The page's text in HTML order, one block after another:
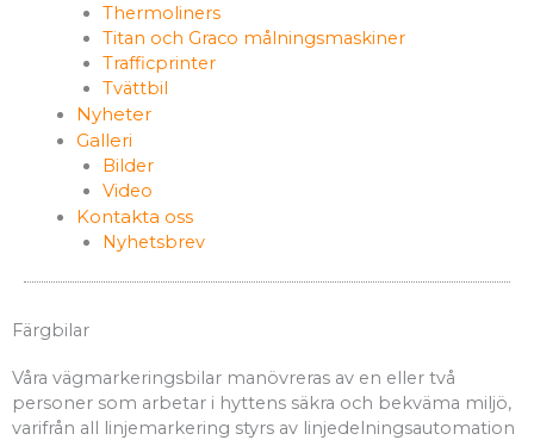
Thermoliners
Titan och Graco målningsmaskiner
Trafficprinter
Tvättbil
Nyheter
Galleri
Bilder
Video
Kontakta oss
Nyhetsbrev
Färgbilar
Våra vägmarkeringsbilar manövreras av en eller två
personer som arbetar i hyttens säkra och bekväma miljö,
varifrån all linjemarkering styrs av linjedelningsautomation